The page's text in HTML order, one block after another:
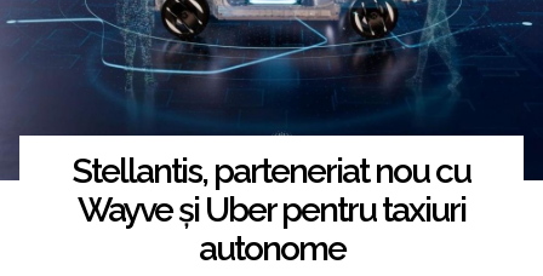
Stellantis, parteneriat nou cu
Wayve și Uber pentru taxiuri
autonome